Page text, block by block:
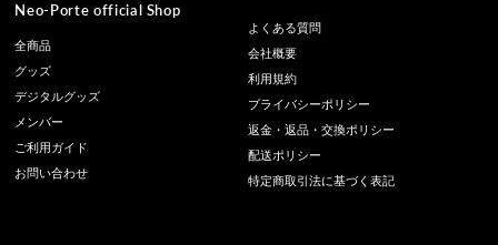
Neo-Porte official Shop
全商品
グッズ
デジタルグッズ
メンバー
ご利用ガイド
お問い合わせ
よくある質問
会社概要
利用規約
プライバシーポリシー
返金・返品・交換ポリシー
配送ポリシー
特定商取引法に基づく表記